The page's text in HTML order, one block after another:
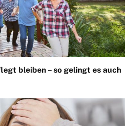
bleiben – so gelingt es auch